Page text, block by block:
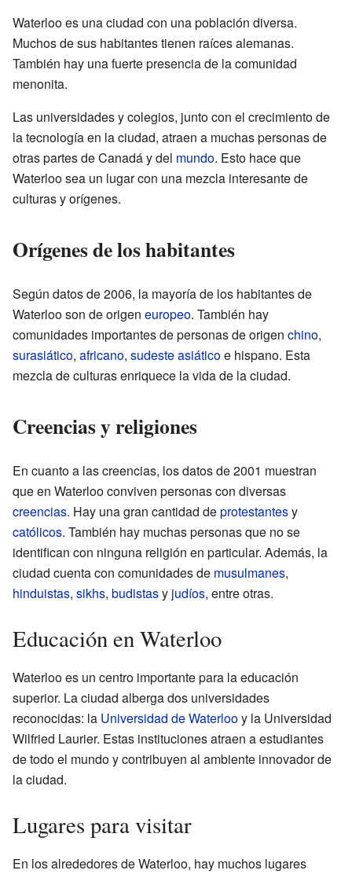
Waterloo es una ciudad con una población diversa.
Muchos de sus habitantes tienen raíces alemanas.
También hay una fuerte presencia de la comunidad
menonita.
Las universidades y colegios, junto con el crecimiento de
la tecnología en la ciudad, atraen a muchas personas de
otras partes de Canadá y del mundo. Esto hace que
Waterloo sea un lugar con una mezcla interesante de
culturas y orígenes.
Orígenes de los habitantes
Según datos de 2006, la mayoría de los habitantes de
Waterloo son de origen europeo. También hay
comunidades importantes de personas de origen chino,
surasiático, africano, sudeste asiáticoe hispano. Esta
mezcla de culturas enriquece la vida de la ciudad.
Creencias y religiones
En cuanto a las creencias, los datos de 2001 muestran
que en Waterloo conviven personas con diversas
creencias. Hay una gran cantidad deprotestantesy
católicos. También hay muchas personas que no se
identifican con ninguna religión en particular. Además, la
ciudad cuenta con comunidades de musulmanes,
hinduistas, sikhs, budistasy judíos, entre otras.
Educación en Waterloo
Waterloo es un centro importante para la educación
superior. La ciudad alberga dos universidades
reconocidas: la Universidad de Waterlooy la Universidad
Wilfried Laurier. Estas instituciones atraen a estudiantes
de todo el mundo y contribuyen al ambiente innovador de
la ciudad.
Lugares para visitar
En los alrededores de Waterloo, hay muchos lugares